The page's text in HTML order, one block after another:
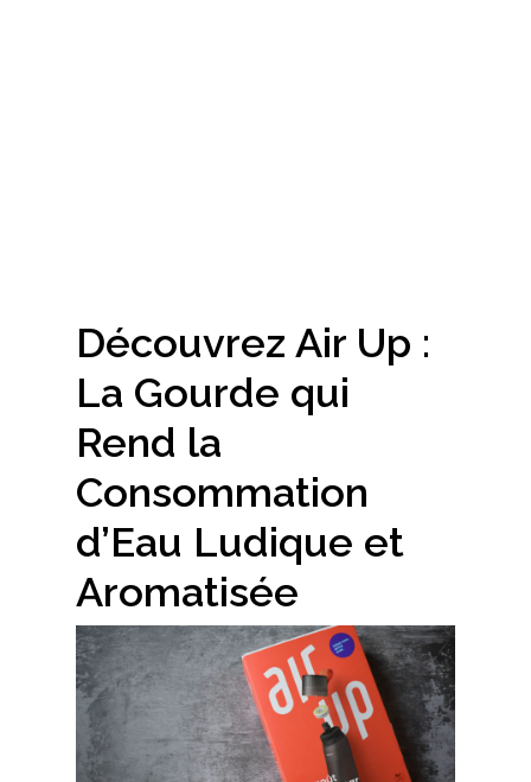
Découvrez Air Up :
La Gourde qui
Rend la
Consommation
d’Eau Ludique et
Aromatisée